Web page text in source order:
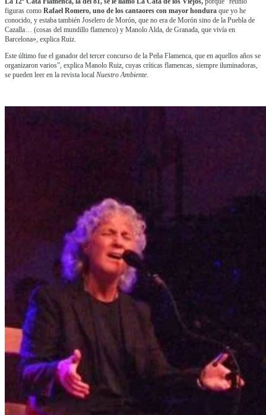
figuras como Rafael Romero, uno de los cantaores con mayor hondura que yo he
conocido, y estaba también Joselero de Morón, que no era de Morón sino de la Puebla de
Cazalla… (cosas del mundillo flamenco) y Manolo Alda, de Granada, que vivía en
Barcelona», explica Ruiz.
Este último fue el ganador del tercer concurso de la Peña Flamenca, que en aquellos años se
organizaron varios”, explica Manolo Ruiz, cuyas críticas flamencas, siempre iluminadoras,
se pueden leer en la revista local Nuestro Ambiente.